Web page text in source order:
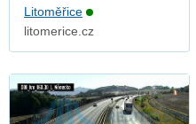
Litoměřice
litomerice.cz